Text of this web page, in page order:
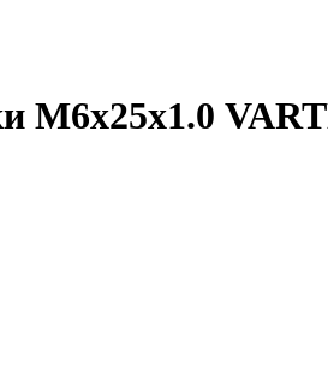
М6х25х1.0